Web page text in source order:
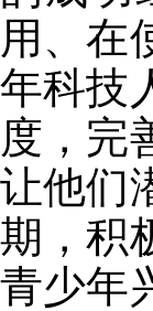
用、在
年科技
度，完
让他们
期，积
青少年